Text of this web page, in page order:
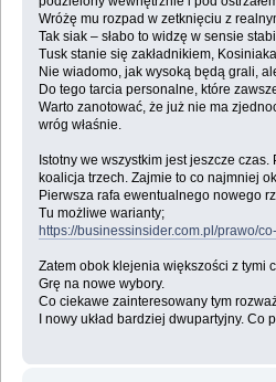
Wróżę mu rozpad w zetknięciu z
Tak siak – słabo to widzę w sensie
Tusk stanie się zakładnikiem,
Nie wiadomo, jak wysoką będą grali,
Do tego tarcia personalne, które
Warto zanotować, że już nie ma
wróg właśnie.
Istotny we wszystkim jest jeszcze
koalicja trzech. Zajmie to co najmniej
Pierwsza rafa ewentualnego nowego
Tu możliwe warianty;
https://businessinsider.com.pl/prawo/
Zatem obok klejenia większości z tymi
Grę na nowe wybory.
Co ciekawe zainteresowany tym
I nowy układ bardziej dwupartyjny. Co